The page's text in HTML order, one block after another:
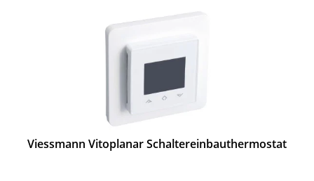
Viessmann Vitoplanar Schaltereinbauthermostat